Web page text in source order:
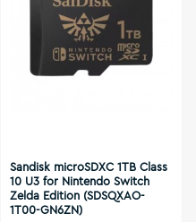
Sandisk microSDXC 1TB Class
10 U3 for Nintendo Switch
Zelda Edition (SDSQXAO-
1T00-GN6ZN)